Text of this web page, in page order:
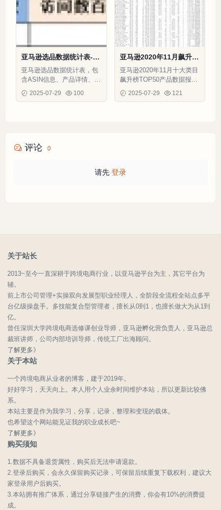
亚马逊选品数据统计表-2
行-1个子表
亚马逊选品数据统计表，包
含ASIN信息、产品详情、关
键词分析和转化数据等关键
指标，助力数据驱动选品。
2025-07-29 100
亚马逊2020年11月飙升榜
TOP50选品数据报告-52
行-1个子表
亚马逊2020年11月十大类目
飙升榜TOP50产品数据报
告，包含详细销售指标和商
业分析。
2025-07-29 121
评论 0
请先 登录
关于站长
2013~至今一直深耕于跨境电商行业，以亚马逊平台为主，其它平台为
辅。
前上市公司管理+实操双向发展型职业经理人，全阶段全流程全站点多平
台亿级操盘手。多技能复合型管理者，擅长从0到1，也擅长做大为从1到
亿。
曾任深圳大学跨境电商选修课创业导师，亚马逊孵化营负责人，亚马逊总
裁班讲师，公司内部培训导师，传统工厂出海顾问。
了解更多》
关于本站
一个跨境电商从业者的博客，建于2019年。
好好学习，天天向上。本人用个人业余时间维护本站，所以更新比较佛
系。
本站主要是作为我学习，分享，记录，整理和变现的载体。
也希望这个网站能见证我的职业成长吧~
了解更多》
购买须知
1.数据不具备退货属性，购买后无法申请退款。
2.登录后购买，会永久保留购买记录，可保留后续重复下载权利，建议大
家登录用户后购买。
3.本站拥有推广体系，通过分享链接产生的消费，你会有10%的消费提
成。